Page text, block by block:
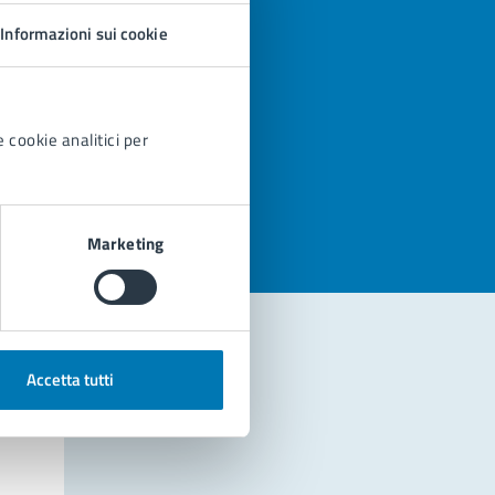
Informazioni sui cookie
cookie analitici per
Marketing
Accetta tutti